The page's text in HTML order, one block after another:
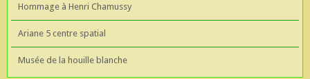
Hommage à Henri Chamussy
Ariane 5 centre spatial
Musée de la houille blanche